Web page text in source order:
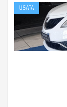
USATA